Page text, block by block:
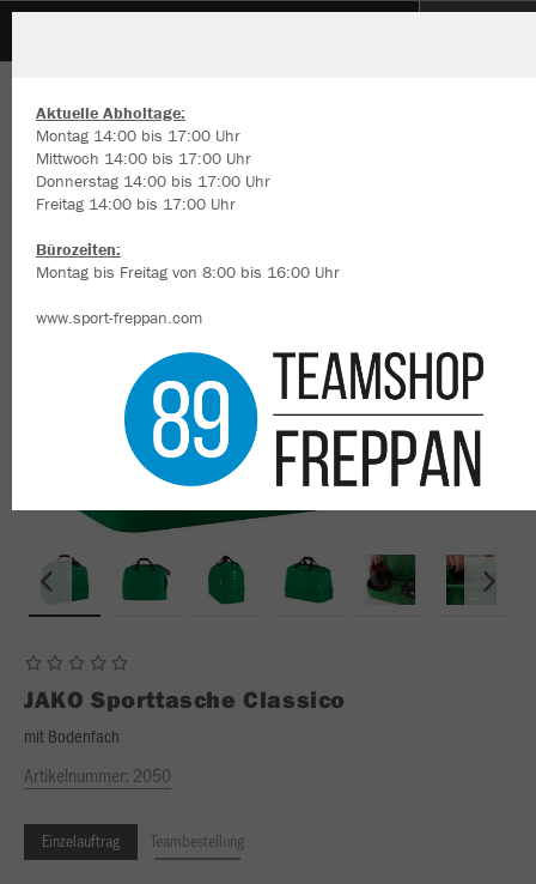
JAKO Sporttasche Classico
mit Bodenfach
Artikelnummer: 2050
Einzelauftrag Teambestellung
Aktuelle Abholtage:
Montag 14:00 bis 17:00 Uhr
Mittwoch 14:00 bis 17:00 Uhr
Donnerstag 14:00 bis 17:00 Uhr
Freitag 14:00 bis 17:00 Uhr
Bürozeiten:
Montag bis Freitag von 8:00 bis 16:00 Uhr
www.sport-freppan.com
Wir verwenden Cookies
Inhalte anzeigen und unsere Website verbessern. Weitere
zu den Cookies findest Du in den Einstellungen.
Alle ablehnen
mehr Infos
Datenschutz
Impressum